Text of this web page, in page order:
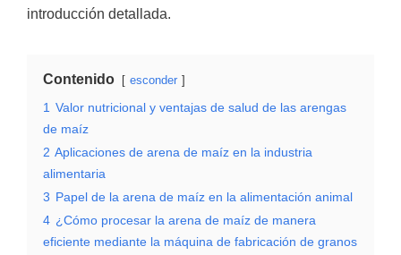
introducción detallada.
Contenido esconder
1 Valor nutricional y ventajas de salud de las arengas
de maíz
2 Aplicaciones de arena de maíz en la industria
alimentaria
3 Papel de la arena de maíz en la alimentación animal
4 ¿Cómo procesar la arena de maíz de manera
eficiente mediante la máquina de fabricación de granos